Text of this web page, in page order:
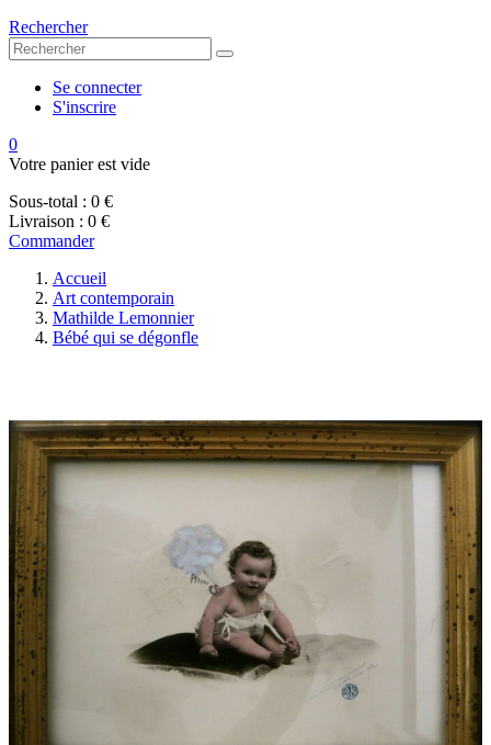
Rechercher
Se connecter
S'inscrire
0
Votre panier est vide
Sous-total : 0 €
Livraison : 0 €
Commander
Accueil
Art contemporain
Mathilde Lemonnier
Bébé qui se dégonfle